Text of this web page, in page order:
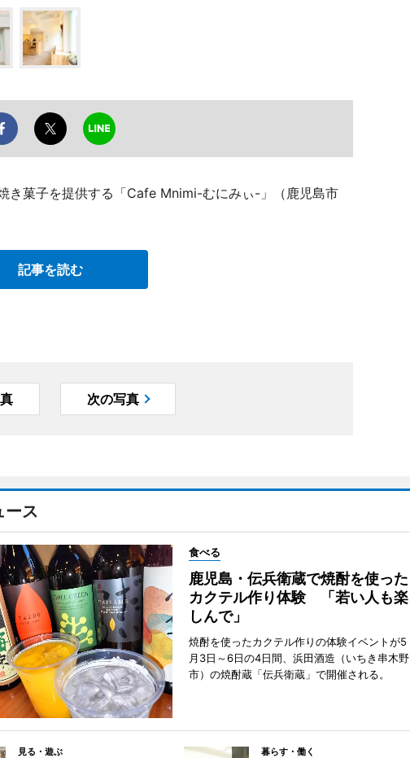
き菓子を提供する「Cafe Mnimi-むにみぃ-」（鹿児島市
記事を読む
次の写真
ース
食べる
鹿児島・伝兵衛蔵で焼酎を使った
カクテル作り体験 「若い人も楽
しんで」
焼酎を使ったカクテル作りの体験イベントが5
月3日～6日の4日間、浜田酒造（いちき串木野
市）の焼酎蔵「伝兵衛蔵」で開催される。
見る・遊ぶ 暮らす・働く